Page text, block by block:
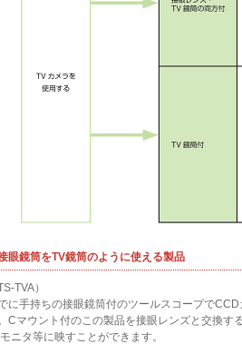
眼鏡筒をTV鏡筒のように使える製品
TVA）
に手持ちの接眼鏡筒付のツールスコープで
Cマウント付のこの製品を接眼レンズと交換す
ニタ等に映すことができます。